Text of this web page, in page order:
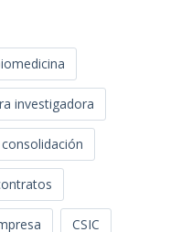
investigadora
consolidación
CSIC